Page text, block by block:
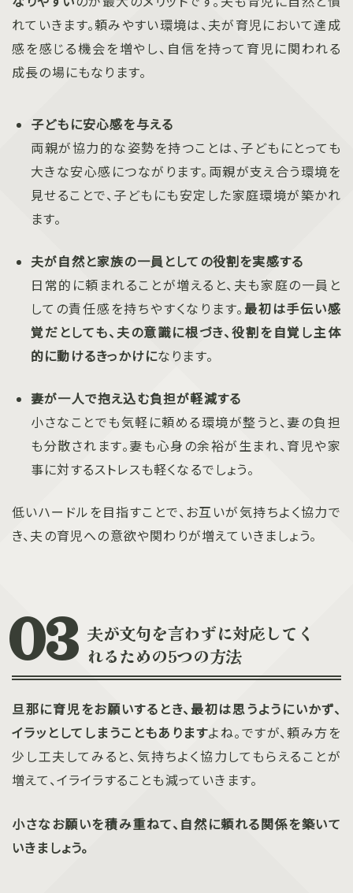
れていきます。頼みやすい環境は、夫が育児において達成
感を感じる機会を増やし、自信を持って育児に関われる
成長の場にもなります。
子どもに安心感を与える
両親が協力的な姿勢を持つことは、子どもにとっても
大きな安心感につながります。両親が支え合う環境を
見せることで、子どもにも安定した家庭環境が築かれ
ます。
夫が自然と家族の一員としての役割を実感する
日常的に頼まれることが増えると、夫も家庭の一員と
しての責任感を持ちやすくなります。最初は手伝い感
覚だとしても、夫の意識に根づき、役割を自覚し主体
的に動けるきっかけになります。
妻が一人で抱え込む負担が軽減する
小さなことでも気軽に頼める環境が整うと、妻の負担
も分散されます。妻も心身の余裕が生まれ、育児や家
事に対するストレスも軽くなるでしょう。
低いハードルを目指すことで、お互いが気持ちよく協力で
き、夫の育児への意欲や関わりが増えていきましょう。
夫が文句を言わずに対応してく
れるための5つの方法
旦那に育児をお願いするとき、最初は思うようにいかず、
イラッとしてしまうこともありますよね。ですが、頼み方を
少し工夫してみると、気持ちよく協力してもらえることが
増えて、イライラすることも減っていきます。
小さなお願いを積み重ねて、自然に頼れる関係を築いて
いきましょう。